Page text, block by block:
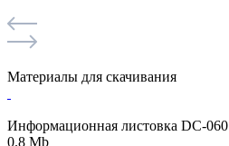
Материалы для скачивания
Информационная листовка DC-060
0.8 Mb